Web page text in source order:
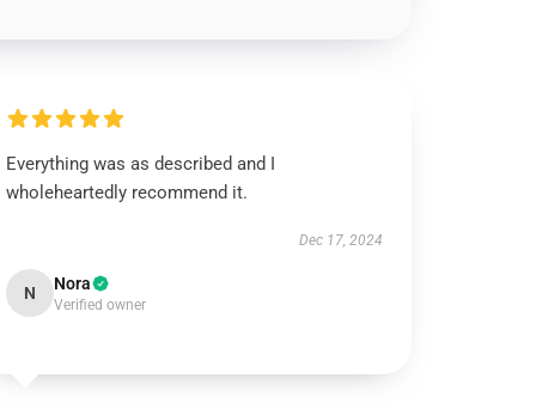
Everything was as described and I
wholeheartedly recommend it.
Dec 17, 2024
N Nora
Verified owner